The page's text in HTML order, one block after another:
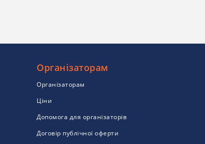
Організаторам
Організаторам
Ціни
Допомога для організаторів
Договір публічної оферти